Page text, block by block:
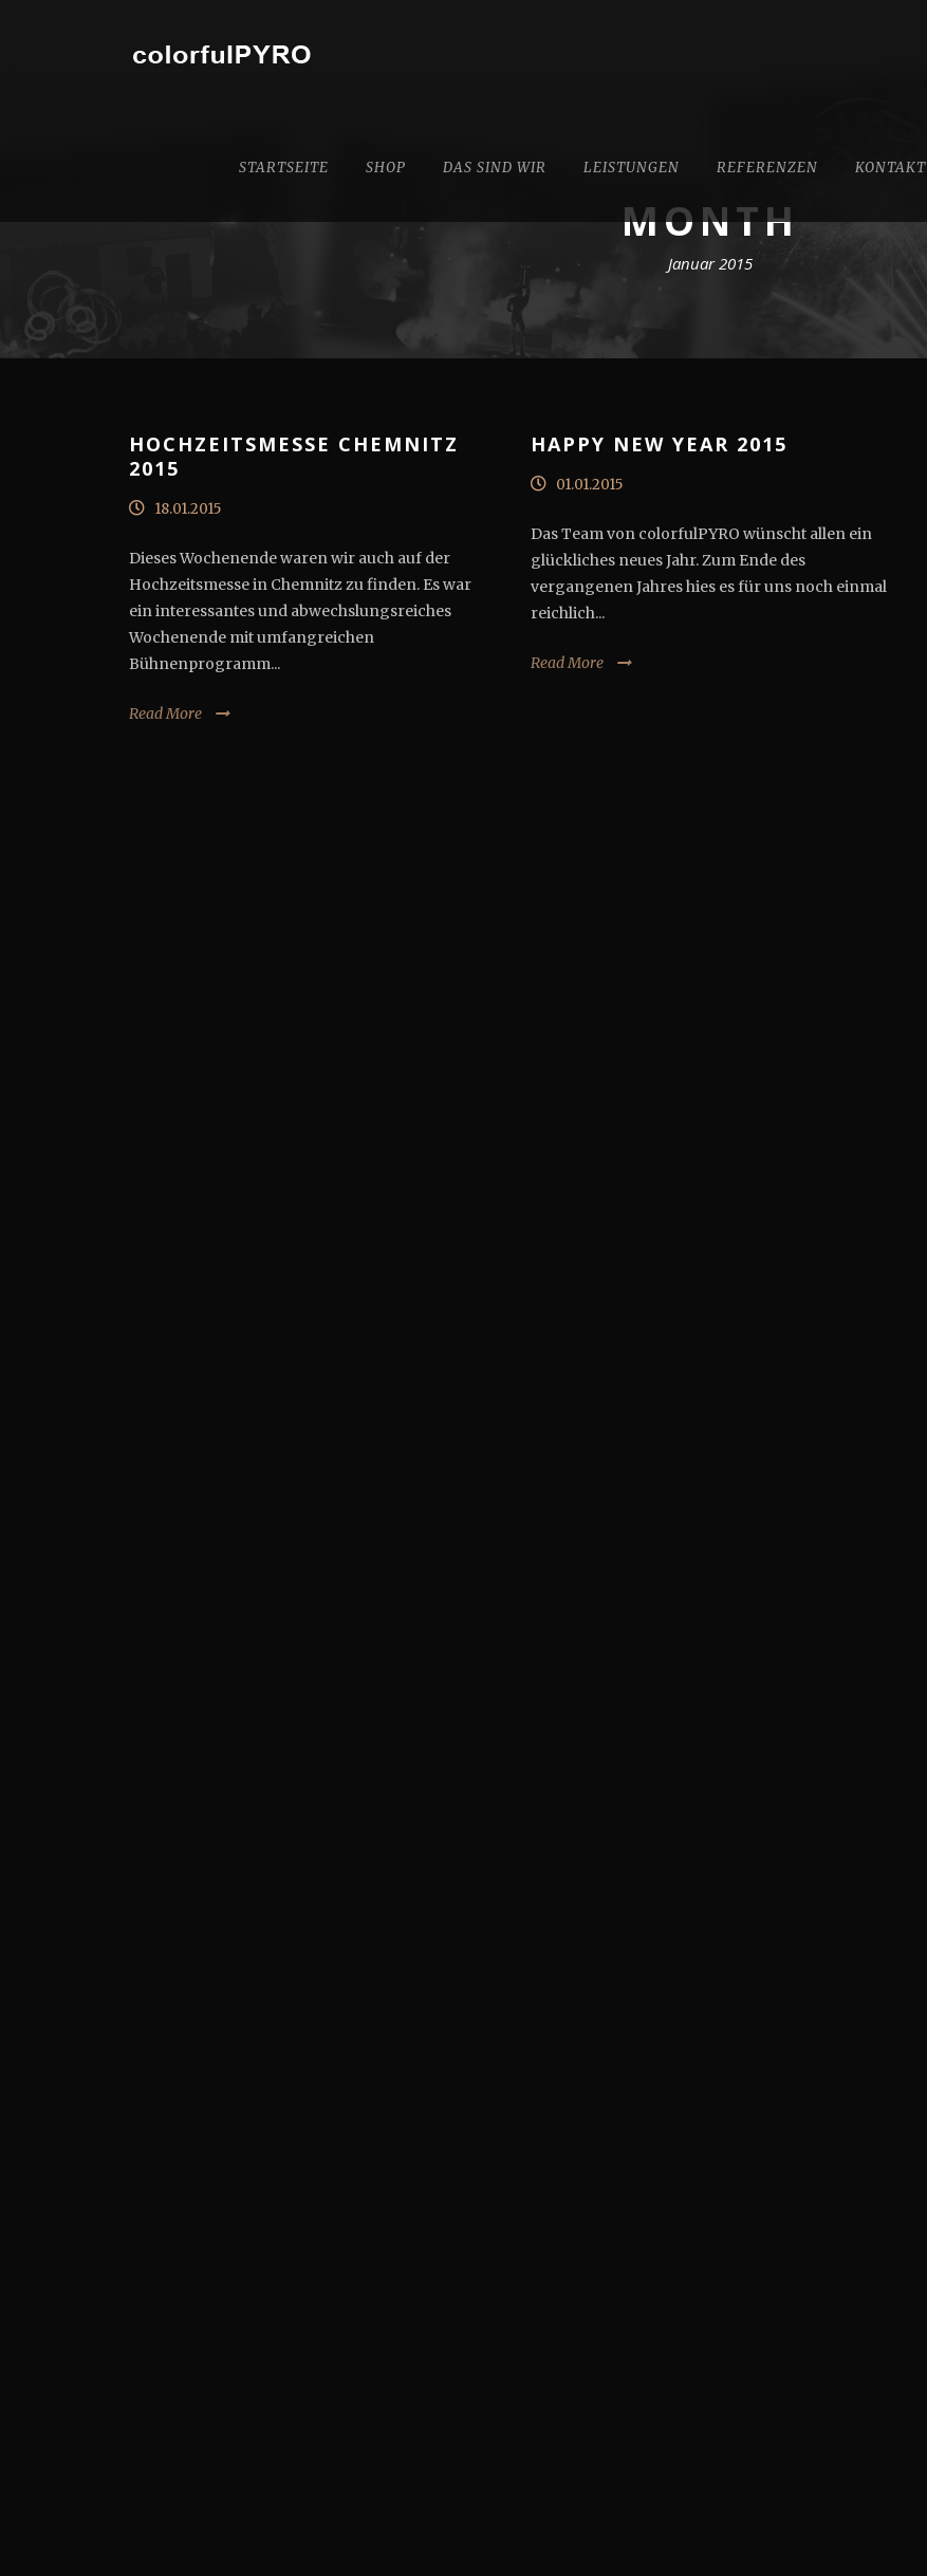
STARTSEITE SHOP DAS SIND WIR LEISTUNGEN REFERENZEN KONTAKT
MONTH
Januar 2015
HOCHZEITSMESSE CHEMNITZ
2015
18.01.2015
Dieses Wochenende waren wir auch auf der
Hochzeitsmesse in Chemnitz zu finden. Es war
ein interessantes und abwechslungsreiches
Wochenende mit umfangreichen
Bühnenprogramm...
Read More
HAPPY NEW YEAR 2015
01.01.2015
Das Team von colorfulPYRO wünscht allen ein
glückliches neues Jahr. Zum Ende des
vergangenen Jahres hies es für uns noch einmal
reichlich...
Read More